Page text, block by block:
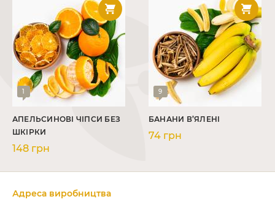
1
АПЕЛЬСИНОВІ ЧІПСИ БЕЗ
ШКІРКИ
148 грн
9
БАНАНИ В’ЯЛЕНІ
74 грн
Адреса виробництва